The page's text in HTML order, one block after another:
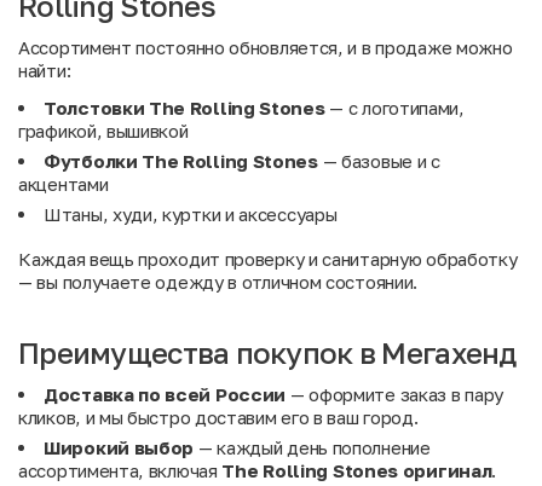
Ассортимент постоянно обновляется, и в продаже можно
найти:
Толстовки The Rolling Stones— с логотипами,
графикой, вышивкой
Футболки The Rolling Stones— базовые и с
акцентами
Штаны, худи, куртки и аксессуары
Каждая вещь проходит проверку и санитарную обработку
— вы получаете одежду в отличном состоянии.
Преимущества покупок в Мегахенд
Доставка по всей России — оформите заказ в пару
кликов, и мы быстро доставим его в ваш город.
Широкий выбор — каждый день пополнение
ассортимента, включая The Rolling Stones оригинал.